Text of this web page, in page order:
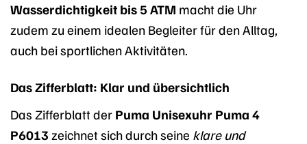
Wasserdichtigkeit bis 5 ATM macht die Uhr
zudem zu einem idealen Begleiter für den Alltag,
auch bei sportlichen Aktivitäten.
Das Zifferblatt: Klar und übersichtlich
Das Zifferblatt der Puma Unisexuhr Puma 4
P6013 zeichnet sich durch seine klare und